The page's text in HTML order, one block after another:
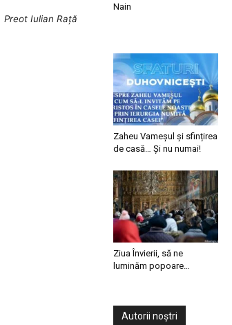
Preot Iulian Rață
Nain
Zaheu Vameșul și sfințirea
de casă… Și nu numai!
Ziua Învierii, să ne
luminăm popoare…
Autorii noștri